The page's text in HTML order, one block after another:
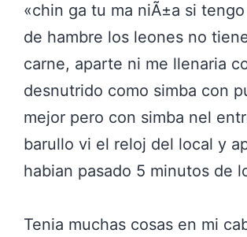
«chin ga tu ma niÃ±a si
de hambre los leones no
carne, aparte ni me llenaria
desnutrido como simba con
mejor pero con simba nel
barullo vi el reloj del local y
habian pasado 5 minutos de
Tenia muchas cosas en mi